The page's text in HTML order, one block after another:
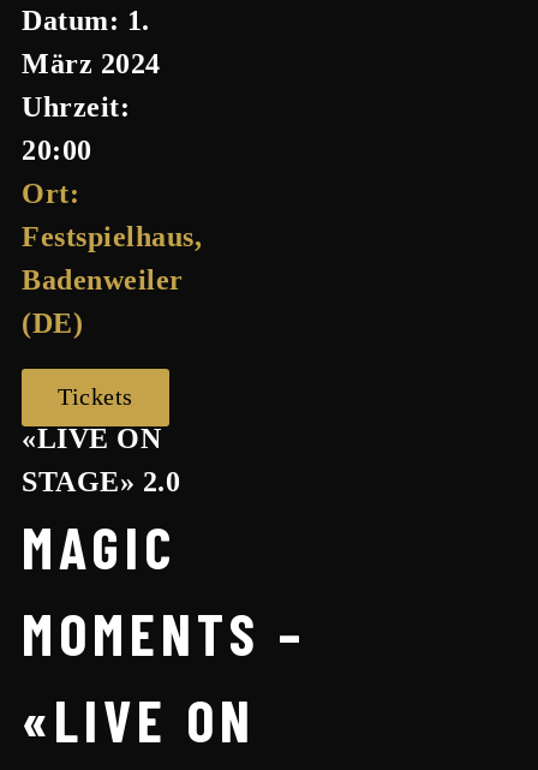
Datum: 1.
März 2024
Uhrzeit:
20:00
Ort:
Festspielhaus,
Badenweiler
(DE)
Tickets
«LIVE ON
STAGE» 2.0
MAGIC
MOMENTS –
«LIVE ON